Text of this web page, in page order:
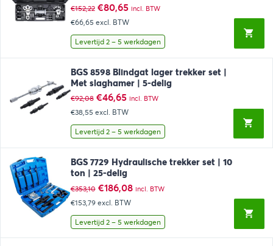
€152,22 Oorspronkelijke
prijs
was:
€152,22.
€80,65Huidige
prijs
is:
€80,65.
incl. BTW
€66,65 excl. BTW
Levertijd 2 – 5 werkdagen
BGS 8598 Blindgat lager trekker set |
Met slaghamer | 5-delig
€92,08 Oorspronkelijke
prijs
was:
€92,08.
€46,65Huidige
prijs
is:
€46,65.
incl. BTW
€38,55 excl. BTW
Levertijd 2 – 5 werkdagen
BGS 7729 Hydraulische trekker set | 10
ton | 25-delig
€353,10 Oorspronkelijke
prijs
was:
€353,10.
€186,08Huidige
€186,08.
incl. BTW
€153,79 excl. BTW
Levertijd 2 – 5 werkdagen